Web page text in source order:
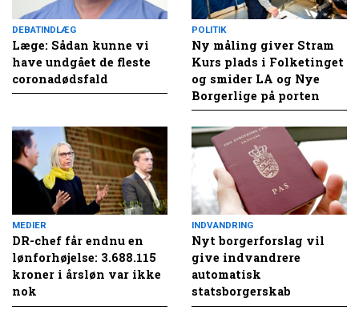
DEBATINDLÆG
Læge: Sådan kunne vi
have undgået de fleste
coronadødsfald
POLITIK
Ny måling giver Stram
Kurs plads i Folketinget
og smider LA og Nye
Borgerlige på porten
MEDIER
DR-chef får endnu en
lønforhøjelse: 3.688.115
kroner i årsløn var ikke
nok
INDVANDRING
Nyt borgerforslag vil
give indvandrere
automatisk
statsborgerskab